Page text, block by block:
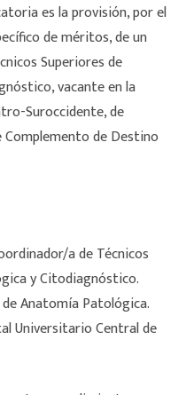
es la provisión, por el
de méritos, de un
Superiores de
vacante en la
Suroccidente, de
de Destino
a de Técnicos
y Citodiagnóstico.
Anatomía Patológica.
Universitario Central de